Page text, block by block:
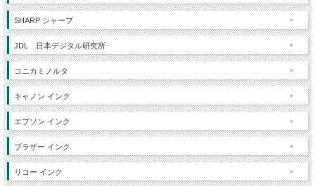
SHARP シャープ
JDL 日本デジタル研究所
コニカミノルタ
キャノン インク
エプソン インク
ブラザー インク
リコー インク